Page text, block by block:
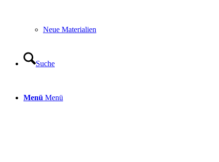
Neue Materialien
Suche
Menü Menü